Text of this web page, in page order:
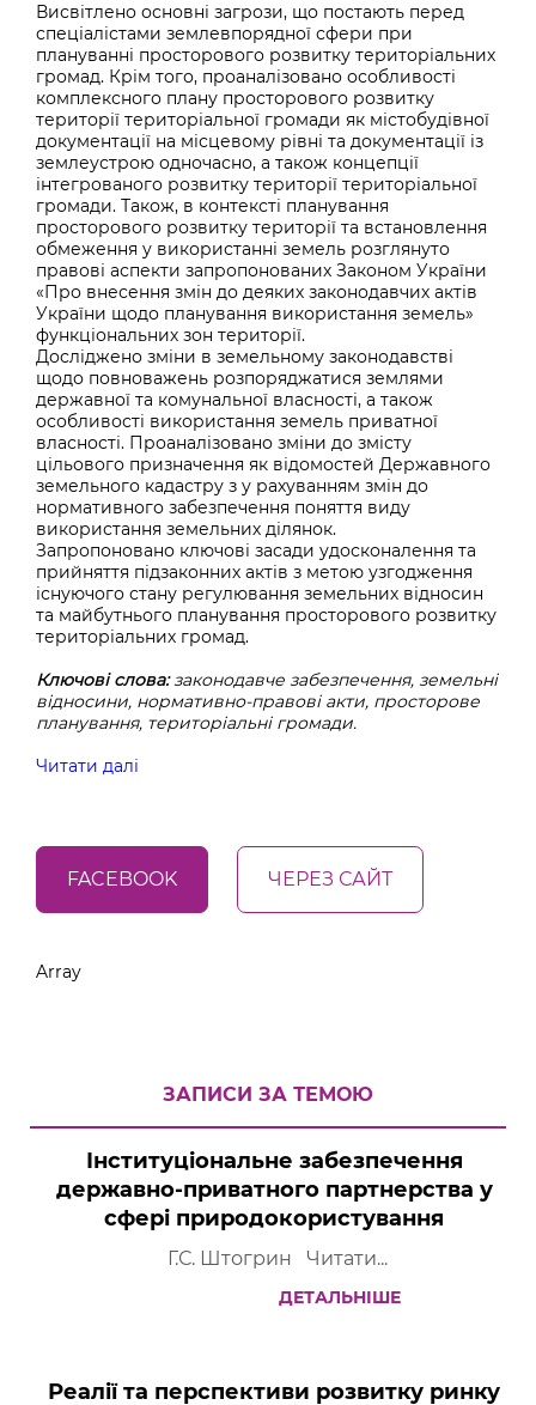
Висвітлено основні загрози, що постають перед
спеціалістами землевпорядної сфери при
плануванні просторового розвитку територіальних
громад. Крім того, проаналізовано особливості
комплексного плану просторового розвитку
території територіальної громади як містобудівної
документації на місцевому рівні та документації із
землеустрою одночасно, а також концепції
інтегрованого розвитку території територіальної
громади. Також, в контексті планування
просторового розвитку території та встановлення
обмеження у використанні земель розглянуто
правові аспекти запропонованих Законом України
«Про внесення змін до деяких законодавчих актів
України щодо планування використання земель»
функціональних зон території.
Досліджено зміни в земельному законодавстві
щодо повноважень розпоряджатися землями
державної та комунальної власності, а також
особливості використання земель приватної
власності. Проаналізовано зміни до змісту
цільового призначення як відомостей Державного
земельного кадастру з у рахуванням змін до
нормативного забезпечення поняття виду
використання земельних ділянок.
Запропоновано ключові засади удосконалення та
прийняття підзаконних актів з метою узгодження
існуючого стану регулювання земельних відносин
та майбутнього планування просторового розвитку
територіальних громад.
Ключові слова:законодавче забезпечення, земельні
відносини, нормативно-правові акти, просторове
планування, територіальні громади.
Читати далі
FACEBOOK ЧЕРЕЗ САЙТ
Array
ЗАПИСИ ЗА ТЕМОЮ
Інституціональне забезпечення
державно-приватного партнерства у
сфері природокористування
Г.С. Штогрин Читати...
ДЕТАЛЬНІШЕ
Реалії та перспективи розвитку ринку